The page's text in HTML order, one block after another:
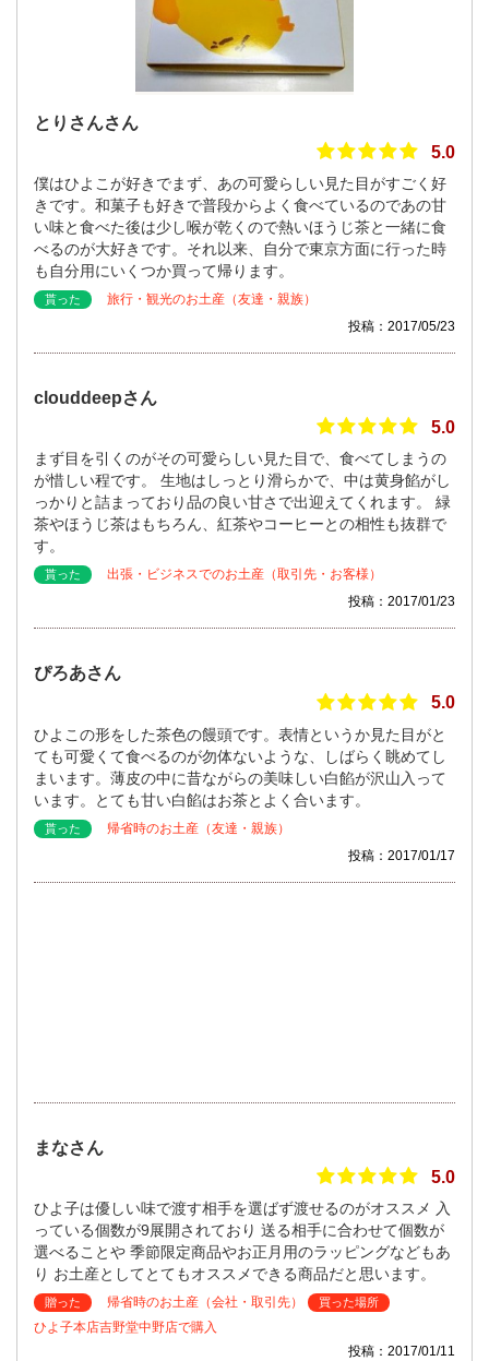
とりさんさん
5.0
僕はひよこが好きでまず、あの可愛らしい見た目がすごく好
きです。和菓子も好きで普段からよく食べているのであの甘
い味と食べた後は少し喉が乾くので熱いほうじ茶と一緒に食
べるのが大好きです。それ以来、自分で東京方面に行った時
も自分用にいくつか買って帰ります。
貰った
旅行・観光のお土産（友達・親族）
投稿：2017/05/23
clouddeepさん
5.0
まず目を引くのがその可愛らしい見た目で、食べてしまうの
が惜しい程です。 生地はしっとり滑らかで、中は黄身餡がし
っかりと詰まっており品の良い甘さで出迎えてくれます。 緑
茶やほうじ茶はもちろん、紅茶やコーヒーとの相性も抜群で
す。
貰った
出張・ビジネスでのお土産（取引先・お客様）
投稿：2017/01/23
ぴろあさん
5.0
ひよこの形をした茶色の饅頭です。表情というか見た目がと
ても可愛くて食べるのが勿体ないような、しばらく眺めてし
まいます。薄皮の中に昔ながらの美味しい白餡が沢山入って
います。とても甘い白餡はお茶とよく合います。
貰った
帰省時のお土産（友達・親族）
投稿：2017/01/17
まなさん
5.0
ひよ子は優しい味で渡す相手を選ばず渡せるのがオススメ 入
っている個数が9展開されており 送る相手に合わせて個数が
選べることや 季節限定商品やお正月用のラッピングなどもあ
り お土産としてとてもオススメできる商品だと思います。
贈った 帰省時のお土産（会社・取引先） 買った場所
ひよ子本店吉野堂中野店で購入
投稿：2017/01/11